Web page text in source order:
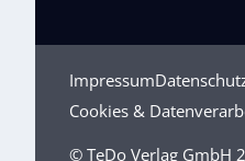
Impressum
Cookies &
© TeDo Verlag GmbH